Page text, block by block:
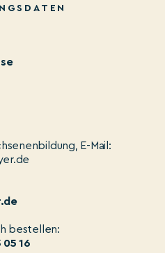
E-Mail:
bestellen:
16